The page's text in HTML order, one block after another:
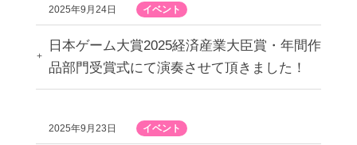
2025年9月24日 イベント
日本ゲーム大賞2025経済産業大臣賞・年間作
品部門受賞式にて演奏させて頂きました！
2025年9月23日 イベント